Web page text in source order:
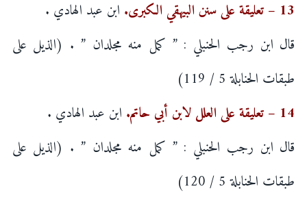
13 – تعليقة على سنن البيهقي الكبرى.
ابن عبد الهادي .
قال ابن رجب الحنبلي : ” كمل منه مجلدان ” . (الذيل على
طبقات الحنابلة 5 / 119)
14 – تعليقة على العلل لابن أبي حاتم.
ابن عبد الهادي .
قال ابن رجب الحنبلي : ” كمل منه مجلدان ” . (الذيل على
طبقات الحنابلة 5 / 120)